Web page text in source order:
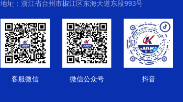
地址：浙江省台州市椒江区东海大道东段993号
客服微信 微信公众号 抖音